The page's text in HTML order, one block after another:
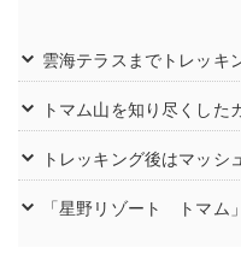
雲海テラスまでトレッキ
トマム山を知り尽くした
トレッキング後はマッシ
「星野リゾート トマム